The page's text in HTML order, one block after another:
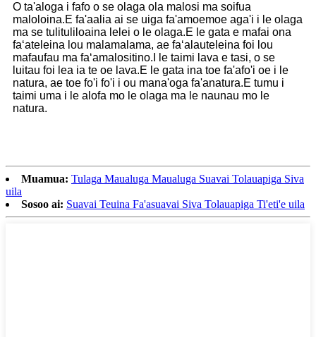
O ta'aloga i fafo o se olaga ola malosi ma soifua
maloloina.E fa'aalia ai se uiga fa'amoemoe aga'i i le olaga
ma se tulituliloaina lelei o le olaga.E le gata e mafai ona
faʻateleina lou malamalama, ae faʻalauteleina foi lou
mafaufau ma faʻamalositino.I le taimi lava e tasi, o se
luitau foi lea ia te oe lava.E le gata ina toe fa'afo'i oe i le
natura, ae toe fo'i fo'i i ou mana'oga fa'anatura.E tumu i
taimi uma i le alofa mo le olaga ma le naunau mo le
natura.
Muamua: Tulaga Maualuga Maualuga Suavai Tolauapiga Siva
uila
Sosoo ai: Suavai Teuina Fa'asuavai Siva Tolauapiga Ti'eti'e uila